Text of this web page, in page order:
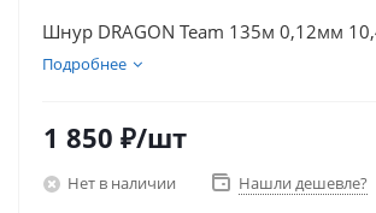
Шнур DRAGON Team 135м 0,12мм
Подробнее
1 850 ₽/шт
Нет в наличии Нашли дешевле?